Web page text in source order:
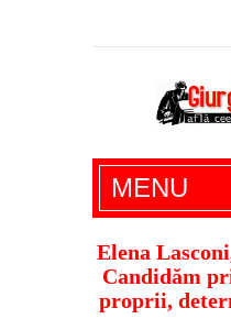
Giurgiu Pe
economic,
soc,
MENU
Elena
Candidăm
proprii,